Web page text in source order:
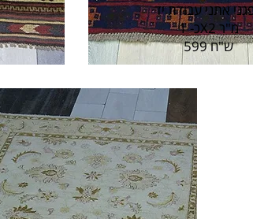
אתני עבודת יד
כ- 1X2 מ"ר
599 ש"ח